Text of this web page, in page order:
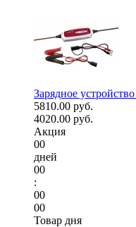
Зарядное
5810.00 руб.
4020.00 руб.
Акция
00
дней
00
:
00
00
Товар дня